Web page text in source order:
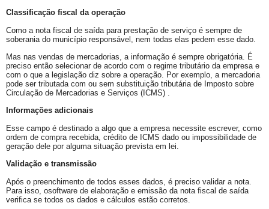
Classificação fiscal da operação
Como a nota fiscal de saída para prestação de serviço é sempre de
soberania do município responsável, nem todas elas pedem esse dado.
Mas nas vendas de mercadorias, a informação é sempre obrigatória. É
preciso então selecionar de acordo com o regime tributário da empresa e
com o que a legislação diz sobre a operação. Por exemplo, a mercadoria
pode ser tributada com ou sem substituição tributária de Imposto sobre
Circulação de Mercadorias e Serviços (ICMS) .
Informações adicionais
Esse campo é destinado a algo que a empresa necessite escrever, como
ordem de compra recebida, crédito de ICMS dado ou impossibilidade de
geração dele por alguma situação prevista em lei.
Validação e transmissão
Após o preenchimento de todos esses dados, é preciso validar a nota.
Para isso, osoftware de elaboração e emissão da nota fiscal de saída
verifica se todos os dados e cálculos estão corretos.